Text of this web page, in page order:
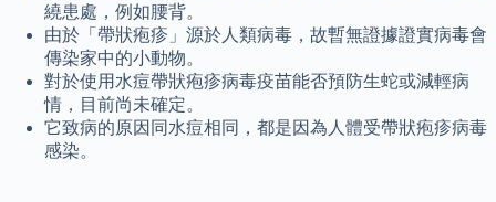
繞患處，例如腰背。
由於「帶狀疱疹」源於人類病毒，故暫無證據證實病毒會
傳染家中的小動物。
對於使用水痘帶狀疱疹病毒疫苗能否預防生蛇或減輕病
情，目前尚未確定。
它致病的原因同水痘相同，都是因為人體受帶狀疱疹病毒
感染。